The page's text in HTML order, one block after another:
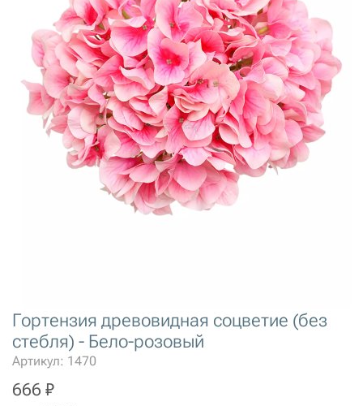
Гортензия древовидная соцветие (без
стебля) - Бело-розовый
Артикул: 1470
666 ₽